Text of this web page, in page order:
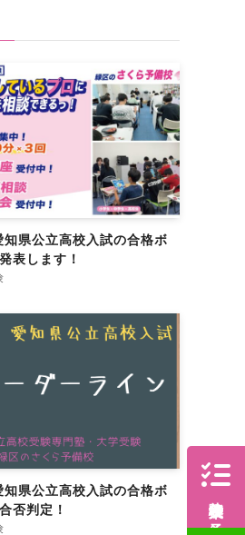
知県公立高校入試の合格ボ
表します！
知県公立高校入試の合格ボ
否判定！
体験授業の予約